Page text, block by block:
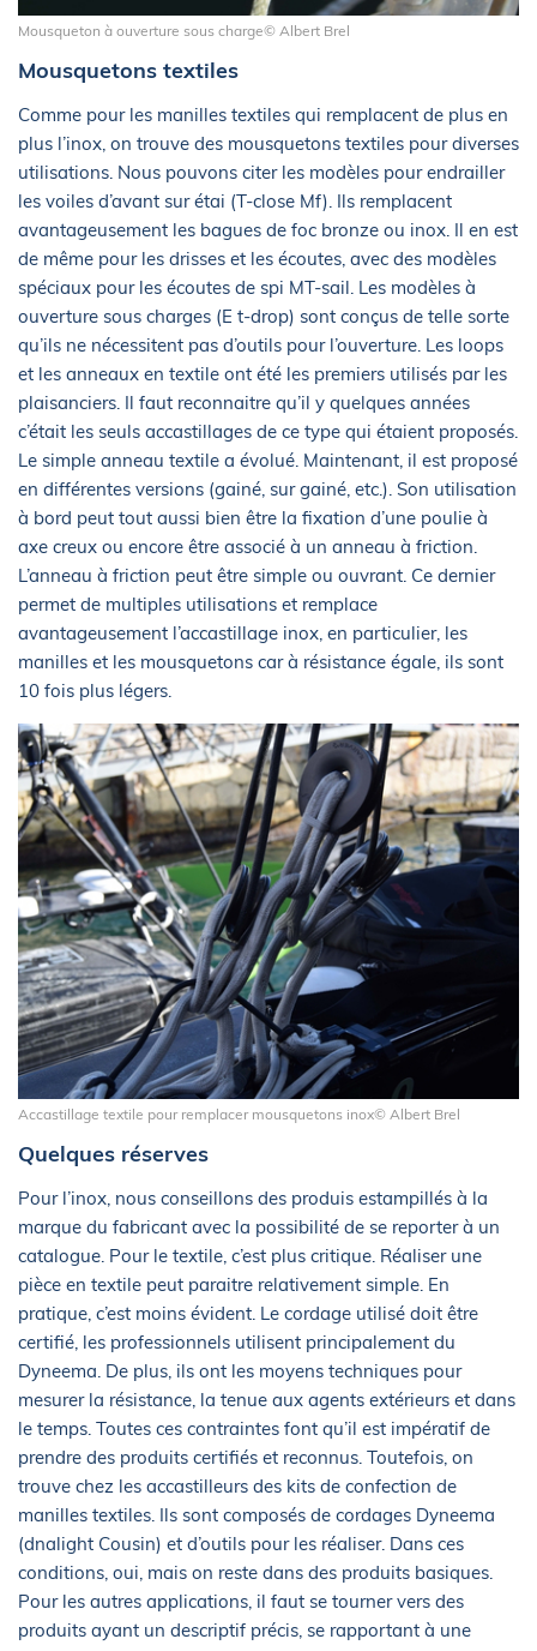
Mousqueton à ouverture sous charge© Albert Brel
Mousquetons textiles
Comme pour les manilles textiles qui remplacent de plus en
plus l’inox, on trouve des mousquetons textiles pour diverses
utilisations. Nous pouvons citer les modèles pour endrailler
les voiles d’avant sur étai (T-close Mf). Ils remplacent
avantageusement les bagues de foc bronze ou inox. Il en est
de même pour les drisses et les écoutes, avec des modèles
spéciaux pour les écoutes de spi MT-sail. Les modèles à
ouverture sous charges (E t-drop) sont conçus de telle sorte
qu’ils ne nécessitent pas d’outils pour l’ouverture. Les loops
et les anneaux en textile ont été les premiers utilisés par les
plaisanciers. Il faut reconnaitre qu’il y quelques années
c’était les seuls accastillages de ce type qui étaient proposés.
Le simple anneau textile a évolué. Maintenant, il est proposé
en différentes versions (gainé, sur gainé, etc.). Son utilisation
à bord peut tout aussi bien être la fixation d’une poulie à
axe creux ou encore être associé à un anneau à friction.
L’anneau à friction peut être simple ou ouvrant. Ce dernier
permet de multiples utilisations et remplace
avantageusement l’accastillage inox, en particulier, les
manilles et les mousquetons car à résistance égale, ils sont
10 fois plus légers.
Accastillage textile pour remplacer mousquetons inox© Albert Brel
Quelques réserves
Pour l’inox, nous conseillons des produis estampillés à la
marque du fabricant avec la possibilité de se reporter à un
catalogue. Pour le textile, c’est plus critique. Réaliser une
pièce en textile peut paraitre relativement simple. En
pratique, c’est moins évident. Le cordage utilisé doit être
certifié, les professionnels utilisent principalement du
Dyneema. De plus, ils ont les moyens techniques pour
mesurer la résistance, la tenue aux agents extérieurs et dans
le temps. Toutes ces contraintes font qu’il est impératif de
prendre des produits certifiés et reconnus. Toutefois, on
trouve chez les accastilleurs des kits de confection de
manilles textiles. Ils sont composés de cordages Dyneema
(dnalight Cousin) et d’outils pour les réaliser. Dans ces
conditions, oui, mais on reste dans des produits basiques.
Pour les autres applications, il faut se tourner vers des
produits ayant un descriptif précis, se rapportant à une